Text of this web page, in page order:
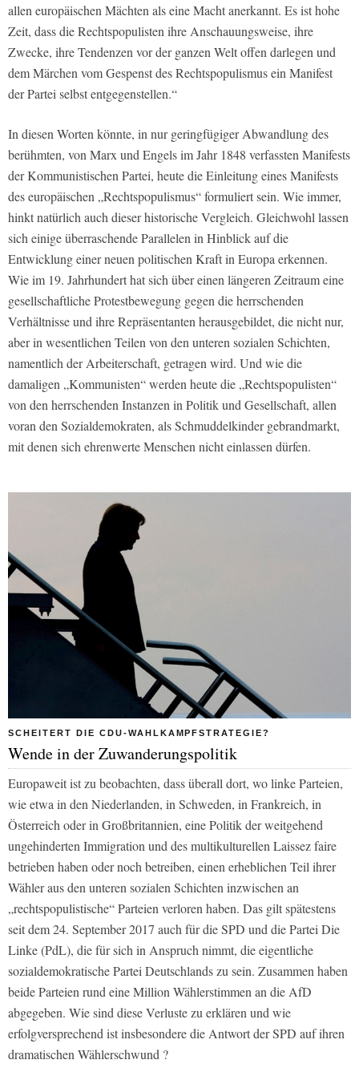
allen europäischen Mächten als eine Macht anerkannt. Es ist hohe
Zeit, dass die Rechtspopulisten ihre Anschauungsweise, ihre
Zwecke, ihre Tendenzen vor der ganzen Welt offen darlegen und
dem Märchen vom Gespenst des Rechtspopulismus ein Manifest
der Partei selbst entgegenstellen.“
In diesen Worten könnte, in nur geringfügiger Abwandlung des
berühmten, von Marx und Engels im Jahr 1848 verfassten Manifests
der Kommunistischen Partei, heute die Einleitung eines Manifests
des europäischen „Rechtspopulismus“ formuliert sein. Wie immer,
hinkt natürlich auch dieser historische Vergleich. Gleichwohl lassen
sich einige überraschende Parallelen in Hinblick auf die
Entwicklung einer neuen politischen Kraft in Europa erkennen.
Wie im 19. Jahrhundert hat sich über einen längeren Zeitraum eine
gesellschaftliche Protestbewegung gegen die herrschenden
Verhältnisse und ihre Repräsentanten herausgebildet, die nicht nur,
aber in wesentlichen Teilen von den unteren sozialen Schichten,
namentlich der Arbeiterschaft, getragen wird. Und wie die
damaligen „Kommunisten“ werden heute die „Rechtspopulisten“
von den herrschenden Instanzen in Politik und Gesellschaft, allen
voran den Sozialdemokraten, als Schmuddelkinder gebrandmarkt,
mit denen sich ehrenwerte Menschen nicht einlassen dürfen.
SCHEITERT DIE CDU-WAHLKAMPFSTRATEGIE?
Wende in der Zuwanderungspolitik
Europaweit ist zu beobachten, dass überall dort, wo linke Parteien,
wie etwa in den Niederlanden, in Schweden, in Frankreich, in
Österreich oder in Großbritannien, eine Politik der weitgehend
ungehinderten Immigration und des multikulturellen Laissez faire
betrieben haben oder noch betreiben, einen erheblichen Teil ihrer
Wähler aus den unteren sozialen Schichten inzwischen an
„rechtspopulistische“ Parteien verloren haben. Das gilt spätestens
seit dem 24. September 2017 auch für die SPD und die Partei Die
Linke (PdL), die für sich in Anspruch nimmt, die eigentliche
sozialdemokratische Partei Deutschlands zu sein. Zusammen haben
beide Parteien rund eine Million Wählerstimmen an die AfD
abgegeben. Wie sind diese Verluste zu erklären und wie
erfolgversprechend ist insbesondere die Antwort der SPD auf ihren
dramatischen Wählerschwund ?